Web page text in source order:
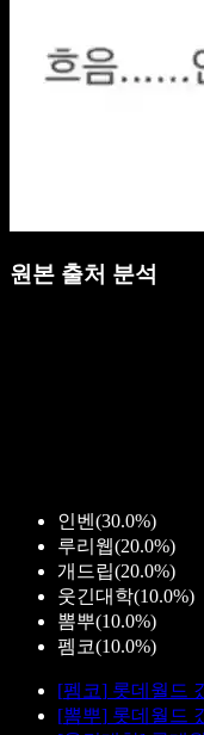
원본 출처 분석
인벤 (30.0%)
루리웹(20.0%)
개드립(20.0%)
웃긴대학(10.0%)
뽐뿌(10.0%)
펨코(10.0%)
[펨코] 롯데월드
[뽐뿌] 롯데월드